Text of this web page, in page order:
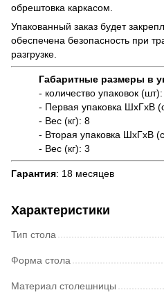
обрештовка каркасом.
Упакованный заказ будет
обеспечена безопасность при
разгрузке.
Габаритные размеры в
- количество упаковок
- Первая упаковка ШхГхВ
- Вес (кг): 8
- Вторая упаковка ШхГхВ
- Вес (кг): 3
Гарантия: 18 месяцев
Характеристики
Тип стола
Форма стола
Материал столешницы